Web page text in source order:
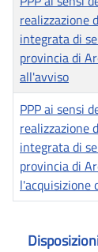
realizzazione
integrata di
provincia di
all'avviso
PPP ai sensi
realizzazione
integrata di
provincia di
l'acquisizione